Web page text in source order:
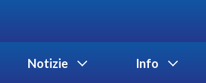
Notizie Info